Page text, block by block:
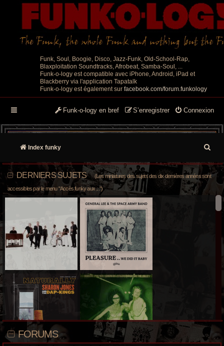
Funk, Soul, Boogie, Disco, Jazz-Funk, Old-School-Rap,
Blaxploitation Soundtracks, Afrobeat, Samba-Soul, ...
Funk-o-logy est compatible avec iPhone, Android, iPad et
Blackberry via l'application Tapatalk
Funk-o-logy est également sur facebook.com/forum.funkology
Connexion
S’enregistrer
Funk-o-logy en bref
Index funky
e
o
o
DERNIERS SUJETS(Les miniatures des sujets des dix dernières années sont
accessibles par le menu "Accès funky aux ...")
FORUMS